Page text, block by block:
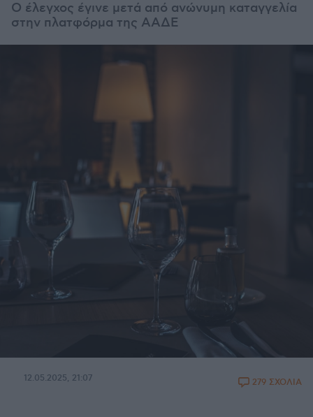
Ο έλεγχος έγινε μετά από ανώνυμη καταγγελία
στην πλατφόρμα της ΑΑΔΕ
12.05.2025, 21:07 279 ΣΧΟΛΙΑ